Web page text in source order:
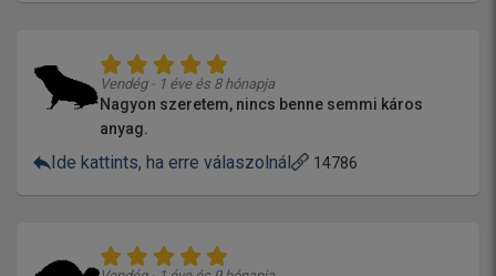
Vendég - 1 éve és 8 hónapja
Nagyon szeretem, nincs benne semmi káros
anyag.
Ide kattints, ha erre válaszolnál 14786